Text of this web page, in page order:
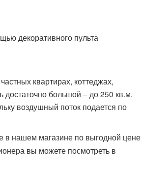
декоративного пульта
квартирах, коттеджах,
большой – до 250 кв.м.
воздушный поток подается по
в нашем магазине по выгодной цене
вы можете посмотреть в